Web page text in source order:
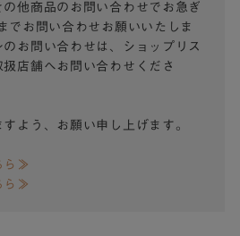
他商品のお問い合わせでお急ぎ
でお問い合わせお願いいたしま
お問い合わせは、ショップリス
扱店舗へお問い合わせくださ
よう、お願い申し上げます。
ら≫
ら≫